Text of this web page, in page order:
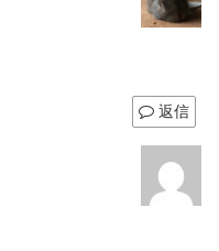
返信